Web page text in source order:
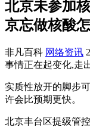
北京未参加
京忘做核酸
非凡百科 网络资讯
事情正在起变化,走
实质性放开的脚步
许会比预期更快。
北京丰台区提级管